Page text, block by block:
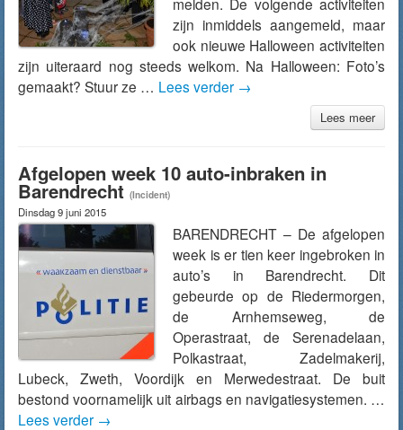
zijn inmiddels aangemeld, maar
ook nieuwe Halloween activiteiten
zijn uiteraard nog steeds welkom. Na Halloween: Foto’s
gemaakt? Stuur ze … Lees verder →
Lees meer
Afgelopen week 10 auto-inbraken in
Barendrecht (Incident)
Dinsdag 9 juni 2015
BARENDRECHT – De afgelopen
week is er tien keer ingebroken in
auto’s in Barendrecht. Dit
gebeurde op de Riedermorgen,
de Arnhemseweg, de
Operastraat, de Serenadelaan,
Polkastraat, Zadelmakerij,
Lubeck, Zweth, Voordijk en Merwedestraat. De buit
bestond voornamelijk uit airbags en navigatiesystemen. …
Lees verder →